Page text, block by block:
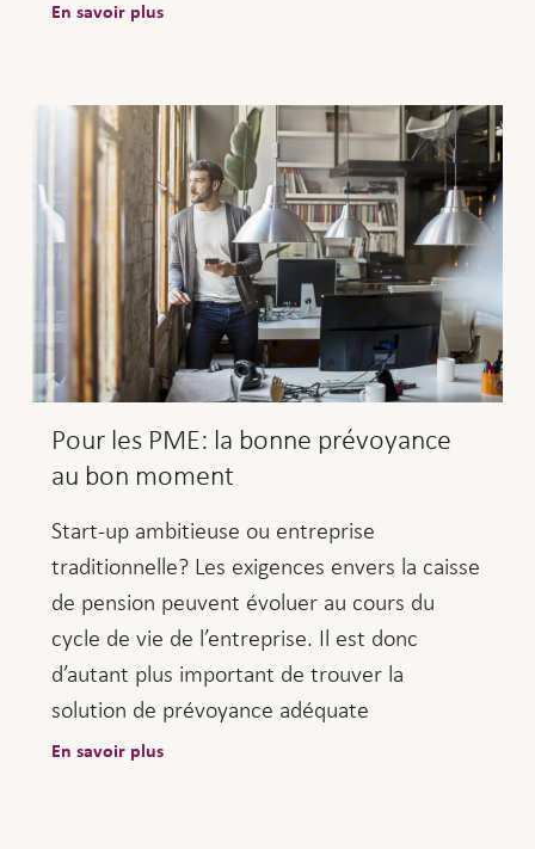
En savoir plus
Pour les PME: la bonne prévoyance
au bon moment
Start-up ambitieuse ou entreprise
traditionnelle? Les exigences envers la caisse
de pension peuvent évoluer au cours du
cycle de vie de l’entreprise. Il est donc
d’autant plus important de trouver la
solution de prévoyance adéquate
En savoir plus